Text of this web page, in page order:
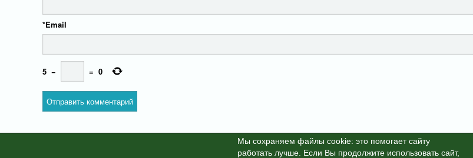
Мы cохраняем файлы cookie: это помогает сайту
работать лучше. Если Вы продолжите использовать сайт,
Email
*
5 − = 0